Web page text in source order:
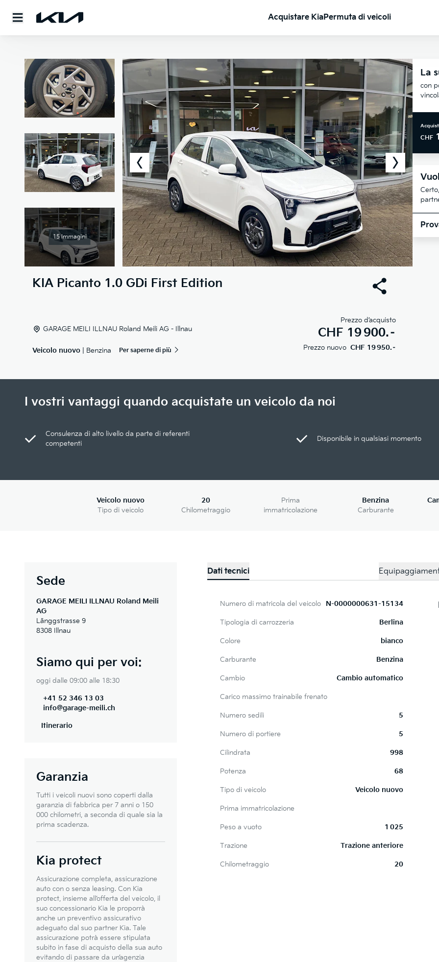
Acquistare KiaPermuta di veicoli
15 Immagini
KIA Picanto 1.0 GDi First Edition
GARAGE MEILI ILLNAU Roland Meili AG - Illnau
Veicolo nuovo | Benzina Per saperne di più
Prezzo d’acquisto
CHF 19 900.–
Prezzo nuovo CHF 19 950.–
La
con
CHF
I vostri vantaggi quando acquistate un veicolo da noi
Consulenza di alto livello da parte di referenti
competenti
Disponibile in qualsiasi momento
Veicolo nuovo
Tipo di veicolo
20
Chilometraggio
Prima
immatricolazione
Benzina
Carburante
Dati tecnici
Numero di matricola del veicolo N-0000000631-15134
Tipologia di carrozzeria Berlina
Colore bianco
Carburante Benzina
Cambio Cambio automatico
Carico massimo trainabile frenato
Numero sedili 5
Numero di portiere 5
Cilindrata 998
Potenza 68
Tipo di veicolo Veicolo nuovo
Prima immatricolazione
Peso a vuoto 1 025
Trazione Trazione anteriore
Chilometraggio 20
Sede
GARAGE MEILI ILLNAU Roland Meili
AG
Länggstrasse 9
8308 Illnau
Siamo qui per voi:
oggi dalle 09:00 alle 18:30
+41 52 346 13 03
info@garage-meili.ch
Itinerario
Garanzia
Tutti i veicoli nuovi sono coperti dalla
garanzia di fabbrica per 7 anni o 150
000 chilometri, a seconda di quale sia la
prima scadenza.
Kia protect
Assicurazione completa, assicurazione
auto con o senza leasing. Con Kia
protect, insieme all’offerta del veicolo, il
suo concessionario Kia le proporrà
anche un preventivo assicurativo
adeguato dal suo partner Kia. Tale
assicurazione potrà essere stipulata
subito in fase di acquisto della sua auto
evitando di passare da un’agenzia